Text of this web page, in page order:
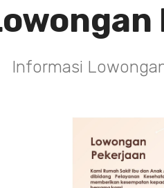
Informasi
TENAGA